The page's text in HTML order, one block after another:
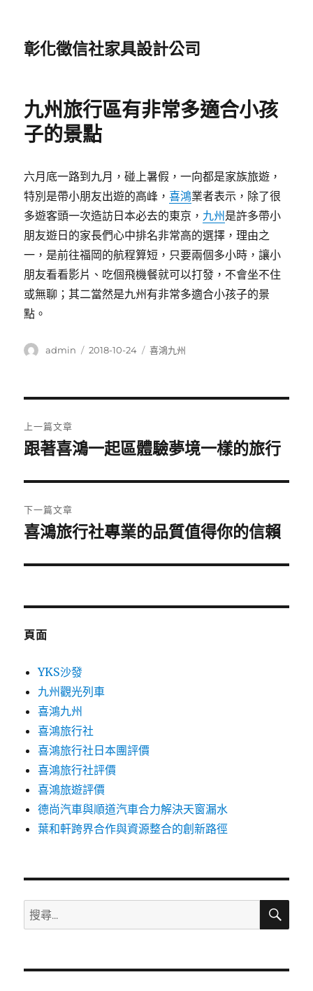
彰化徵信社家具設計公司
九州旅行區有非常多適合小孩
子的景點
六月底一路到九月，碰上暑假，一向都是家族旅遊，
特別是帶小朋友出遊的高峰，喜鴻業者表示，除了很
多遊客頭一次造訪日本必去的東京， 九州 是許多帶小
朋友遊日的家長們心中排名非常高的選擇，理由之
一，是前往福岡的航程算短，只要兩個多小時，讓小
朋友看看影片、吃個飛機餐就可以打發，不會坐不住
或無聊；其二當然是九州有非常多適合小孩子的景
點。
作
admin
發
2018-10-24
分
喜鴻九州
章
覽
上一篇文章
上
篇
文
章:
跟著喜鴻一起區體驗夢境一樣的旅行
下一篇文章
下
篇
章:
喜鴻旅行社專業的品質值得你的信賴
頁面
YKS沙發
九州觀光列車
喜鴻九州
喜鴻旅行社
喜鴻旅行社日本團評價
喜鴻旅行社評價
喜鴻旅遊評價
德尚汽車與順道汽車合力解決天窗漏水
葉和軒跨界合作與資源整合的創新路徑
搜
尋
鍵
搜